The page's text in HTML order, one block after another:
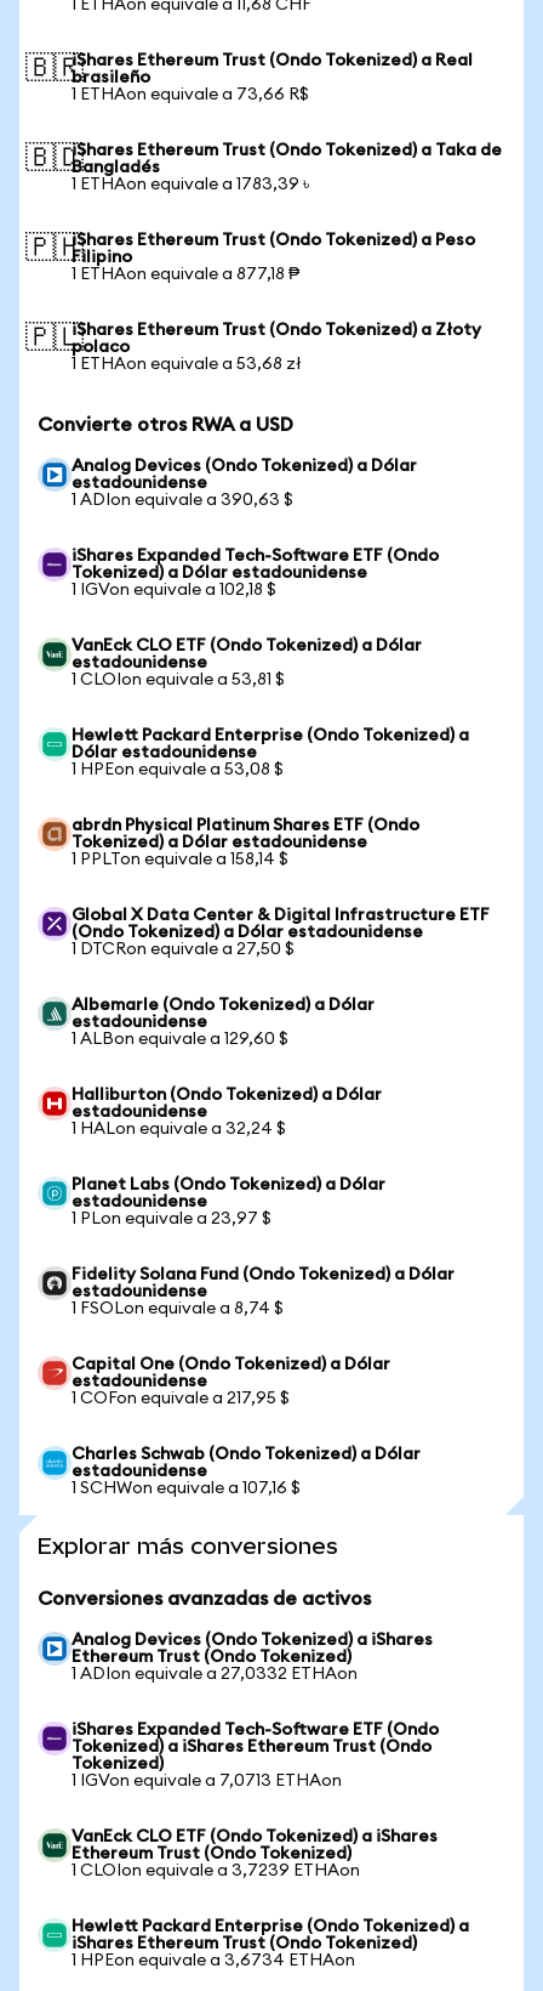
1 ETHAon equivale a 11,68 CHF
🇧🇷iShares Ethereum Trust (Ondo Tokenized) a Real
brasileño
1 ETHAon equivale a 73,66 R$
🇧🇩iShares Ethereum Trust (Ondo Tokenized) a Taka de
Bangladés
1 ETHAon equivale a 1783,39 ৳
🇵🇭iShares Ethereum Trust (Ondo Tokenized) a Peso
Filipino
1 ETHAon equivale a 877,18 ₱
🇵🇱iShares Ethereum Trust (Ondo Tokenized) a Złoty
polaco
1 ETHAon equivale a 53,68 zł
Convierte otros RWA a USD
Analog Devices (Ondo Tokenized) a Dólar
estadounidense
1 ADIon equivale a 390,63 $
iShares Expanded Tech-Software ETF (Ondo
Tokenized) a Dólar estadounidense
1 IGVon equivale a 102,18 $
VanEck CLO ETF (Ondo Tokenized) a Dólar
estadounidense
1 CLOIon equivale a 53,81 $
Hewlett Packard Enterprise (Ondo Tokenized) a
Dólar estadounidense
1 HPEon equivale a 53,08 $
abrdn Physical Platinum Shares ETF (Ondo
Tokenized) a Dólar estadounidense
1 PPLTon equivale a 158,14 $
Global X Data Center & Digital Infrastructure ETF
(Ondo Tokenized) a Dólar estadounidense
1 DTCRon equivale a 27,50 $
Albemarle (Ondo Tokenized) a Dólar
estadounidense
1 ALBon equivale a 129,60 $
Halliburton (Ondo Tokenized) a Dólar
estadounidense
1 HALon equivale a 32,24 $
Planet Labs (Ondo Tokenized) a Dólar
estadounidense
1 PLon equivale a 23,97 $
Fidelity Solana Fund (Ondo Tokenized) a Dólar
estadounidense
1 FSOLon equivale a 8,74 $
Capital One (Ondo Tokenized) a Dólar
estadounidense
1 COFon equivale a 217,95 $
Charles Schwab (Ondo Tokenized) a Dólar
estadounidense
1 SCHWon equivale a 107,16 $
Explorar más conversiones
Conversiones avanzadas de activos
Analog Devices (Ondo Tokenized) a iShares
Ethereum Trust (Ondo Tokenized)
1 ADIon equivale a 27,0332 ETHAon
iShares Expanded Tech-Software ETF (Ondo
Tokenized) a iShares Ethereum Trust (Ondo
Tokenized)
1 IGVon equivale a 7,0713 ETHAon
VanEck CLO ETF (Ondo Tokenized) a iShares
Ethereum Trust (Ondo Tokenized)
1 CLOIon equivale a 3,7239 ETHAon
Hewlett Packard Enterprise (Ondo Tokenized) a
iShares Ethereum Trust (Ondo Tokenized)
1 HPEon equivale a 3,6734 ETHAon